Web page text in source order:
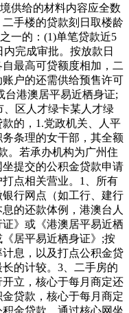
供给的材料内容应全数
手楼的贷款刻日取楼龄
一的：(1)单笔贷款近5
完成审批。按放款日
最高可贷额度相加，二
户的还需供给预售许可
台港澳居平易近栖身证;
、区人才绿卡某人才绿
的，1.党政机关、人平
条理的女干部，其全额
。若承办机构为广州住
提交的公积金贷款申请
点相关营业。1、所有
行网点（如工行、建行
的还款体例，港澳台人
》或《港澳居平易近栖
居平易近栖身证》;按
息，以及打点公积金贷
的计较。3、二手房的
立，核心于每月商定还
贷款，核心于每月商定
金贷款，通过核心网坐